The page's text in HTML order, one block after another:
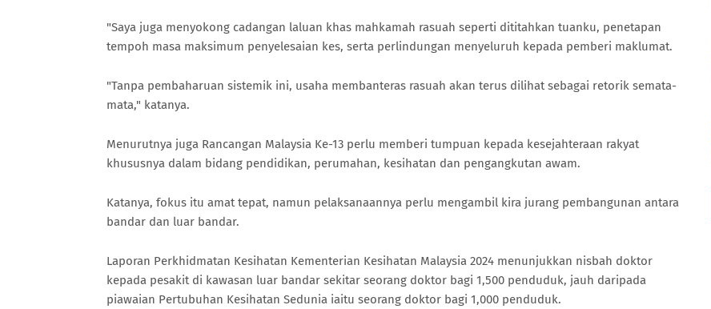
"Saya juga menyokong cadangan laluan khas mahkamah rasuah seperti dititahkan tuanku, penetapan
tempoh masa maksimum penyelesaian kes, serta perlindungan menyeluruh kepada pemberi maklumat.
"Tanpa pembaharuan sistemik ini, usaha membanteras rasuah akan terus dilihat sebagai retorik semata-
mata," katanya.
Menurutnya juga Rancangan Malaysia Ke-13 perlu memberi tumpuan kepada kesejahteraan rakyat
khususnya dalam bidang pendidikan, perumahan, kesihatan dan pengangkutan awam.
Katanya, fokus itu amat tepat, namun pelaksanaannya perlu mengambil kira jurang pembangunan antara
bandar dan luar bandar.
Laporan Perkhidmatan Kesihatan Kementerian Kesihatan Malaysia 2024 menunjukkan nisbah doktor
kepada pesakit di kawasan luar bandar sekitar seorang doktor bagi 1,500 penduduk, jauh daripada
piawaian Pertubuhan Kesihatan Sedunia iaitu seorang doktor bagi 1,000 penduduk.